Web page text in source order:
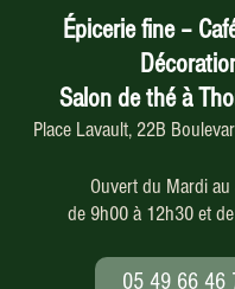
Épicerie fine –
Salon de thé à
Place Lavault, 22B
Ouvert du Mardi
de 9h00 à 12h30 et
05 49 66 46